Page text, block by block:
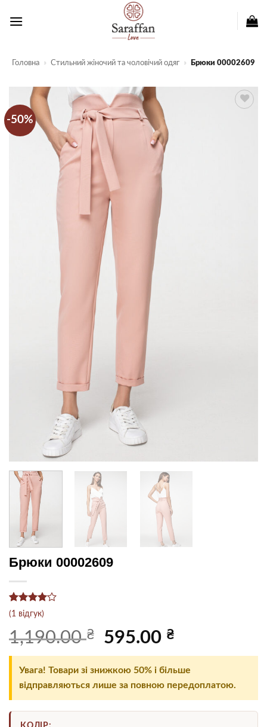
Головна » Стильний жіночий та чоловічий одяг » Брюки 00002609
-50%
Брюки 00002609
Рейтинг
4
з 5 на
основі
опитування
1
(1 відгук)
1,190.00₴
Оригінальна
1,190.00 ₴.
595.00 ₴
Увага! Товари зі знижкою 50% і більше
відправляються лише за повною передоплатою.